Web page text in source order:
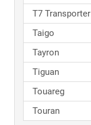
T7 Transporter
Taigo
Tayron
Tiguan
Touareg
Touran